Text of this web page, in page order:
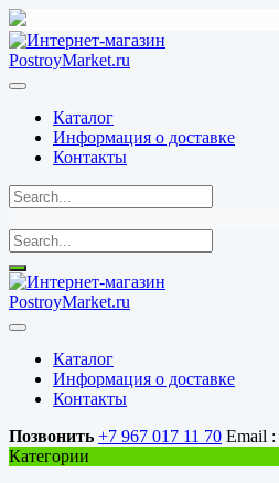
Перейти
к
содержимому
Каталог
Информация о доставке
Контакты
Каталог
Информация о доставке
Контакты
Позвонить +7 967 017 11 70 Email :
Категории